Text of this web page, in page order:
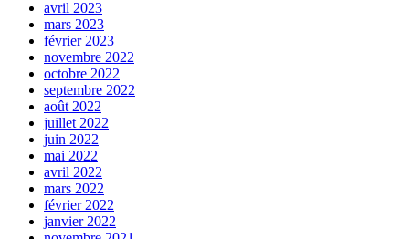
avril 2023
mars 2023
février 2023
novembre 2022
octobre 2022
septembre 2022
août 2022
juillet 2022
juin 2022
mai 2022
avril 2022
mars 2022
février 2022
janvier 2022